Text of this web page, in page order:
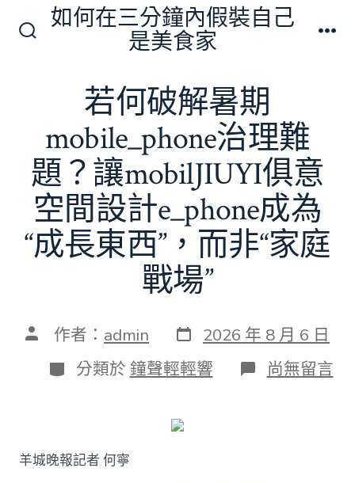
如何在三分鐘內假裝自己
是美食家
若何破解暑期
mobile_phone治理難
題？讓mobilJIUYI俱意
空間設計e_phone成為
“成長東西”，而非“家庭
戰場”
文 作者： admin 發
表
日
期
2026 年 8 月 6 日
分
類
分類於 鐘聲輕輕響 在
〈若
尚無留言
羊城晚報記者 何寧